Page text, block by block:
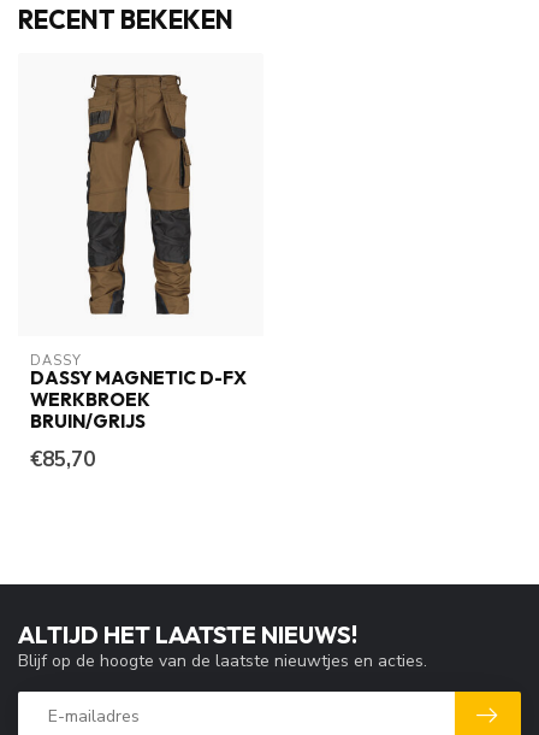
RECENT BEKEKEN
DASSY
DASSY MAGNETIC D-FX
WERKBROEK
BRUIN/GRIJS
€85,70
ALTIJD HET LAATSTE NIEUWS!
Blijf op de hoogte van de laatste nieuwtjes en acties.